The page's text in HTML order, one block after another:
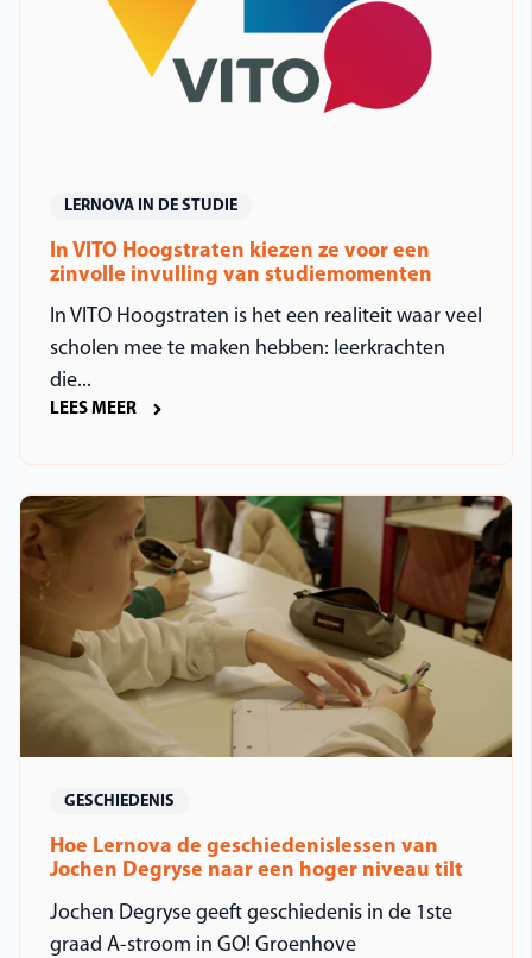
LERNOVA IN DE STUDIE
In VITO Hoogstraten kiezen ze voor een
zinvolle invulling van studiemomenten
In VITO Hoogstraten is het een realiteit waar veel
scholen mee te maken hebben: leerkrachten
die...
LEES MEER
GESCHIEDENIS
Hoe Lernova de geschiedenislessen van
Jochen Degryse naar een hoger niveau tilt
Jochen Degryse geeft geschiedenis in de 1ste
graad A-stroom in GO! Groenhove